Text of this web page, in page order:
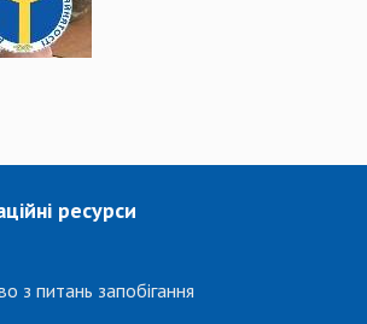
ресурси
з питань запобігання